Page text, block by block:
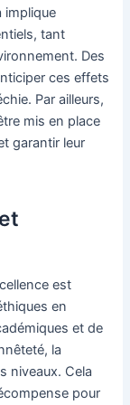
implique
tant
Des
ces effets
Par ailleurs,
mis en place
garantir leur
est
en
et de
la
niveaux. Cela
pour